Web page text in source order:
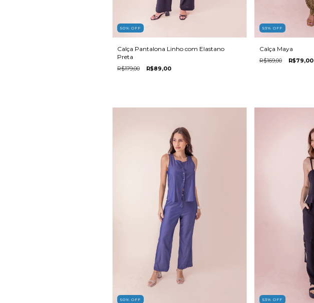
50% OFF
Calça Pantalona Linho com Elastano
Preta
R$179,00 R$89,00
53% OFF
Calça Maya
R$169,00 R$79,00
50% OFF 53% OFF